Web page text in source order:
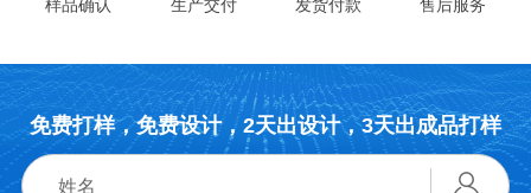
样品确认 生产交付 发货付款 售后服务
免费打样，免费设计，2天出设计，3天出成品打样